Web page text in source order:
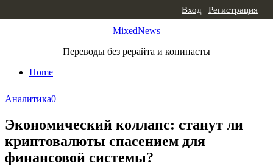
MixedNews
Переводы без рерайта и копипасты
Home
Вход | Регистрация
Аналитика0
Экономический коллапс: станут ли
криптовалюты спасением для
финансовой системы?